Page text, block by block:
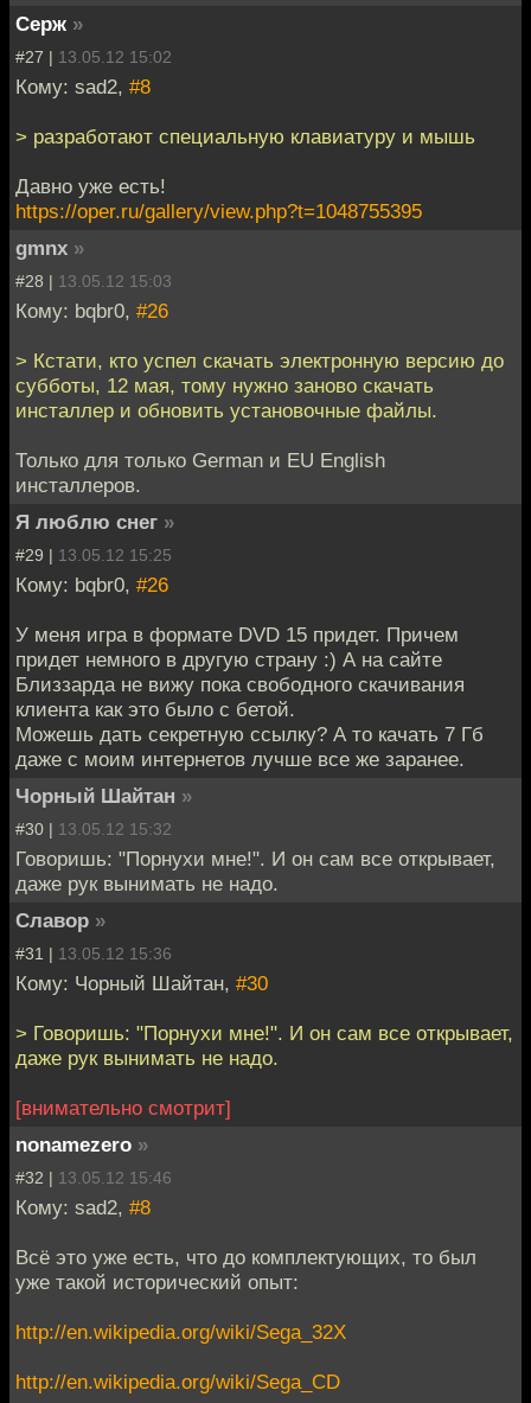
Серж »
#27 | 13.05.12 15:02
Кому: sad2, #8
> разработают специальную клавиатуру и мышь
Давно уже есть!
https://oper.ru/gallery/view.php?t=1048755395
gmnx »
#28 | 13.05.12 15:03
Кому: bqbr0, #26
> Кстати, кто успел скачать электронную версию до
субботы, 12 мая, тому нужно заново скачать
инсталлер и обновить установочные файлы.
Только для только German и EU English
инсталлеров.
Я люблю снег »
#29 | 13.05.12 15:25
Кому: bqbr0, #26
У меня игра в формате DVD 15 придет. Причем
придет немного в другую страну :) А на сайте
Близзарда не вижу пока свободного скачивания
клиента как это было с бетой.
Можешь дать секретную ссылку? А то качать 7 Гб
даже с моим интернетов лучше все же заранее.
Чорный Шайтан »
#30 | 13.05.12 15:32
Говоришь: "Порнухи мне!". И он сам все открывает,
даже рук вынимать не надо.
Славор »
#31 | 13.05.12 15:36
Кому: Чорный Шайтан, #30
> Говоришь: "Порнухи мне!". И он сам все открывает,
даже рук вынимать не надо.
[внимательно смотрит]
nonamezero »
#32 | 13.05.12 15:46
Кому: sad2, #8
Всё это уже есть, что до комплектующих, то был
уже такой исторический опыт:
http://en.wikipedia.org/wiki/Sega_32X
http://en.wikipedia.org/wiki/Sega_CD